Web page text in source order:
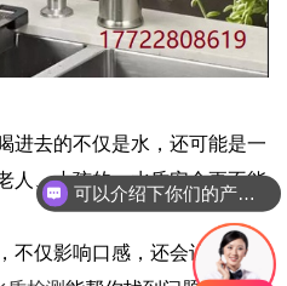
去的不仅是水，还可能是一
人、小孩的，水质安全更不能
仅影响口感，还会让热水
可以介绍下你们的产品么